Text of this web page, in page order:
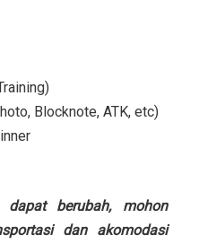
Blocknote, ATK, etc)
berubah, mohon
dan akomodasi